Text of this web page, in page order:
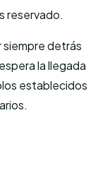
reservado.
siempre detrás
la llegada
establecidos